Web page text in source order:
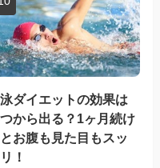
ダイエットの効果は
から出る？1ヶ月続け
お腹も見た目もスッ
！